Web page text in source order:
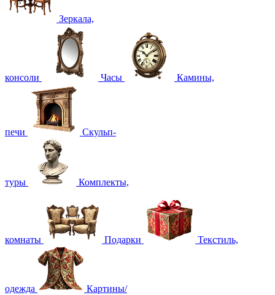
Зеркала,
консоли Часы Камины,
печи Скульп-
туры Комплекты,
комнаты Подарки Текстиль,
одежда Картины/